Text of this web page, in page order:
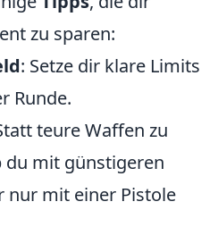
zu sparen:
: Setze dir klare Limits
Runde.
teure Waffen zu
du mit günstigeren
nur mit einer Pistole